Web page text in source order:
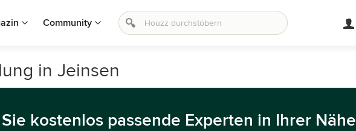
Community
in Jeinsen
kostenlos passende Experten in Ihrer Nähe